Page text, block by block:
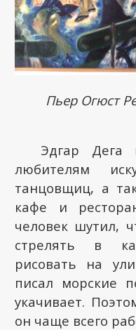
Пьер Огюст
Эдгар Дега
любителям
танцовщиц, а
кафе и
человек шутил,
стрелять в
рисовать на
писал морские
укачивает.
он чаще всего